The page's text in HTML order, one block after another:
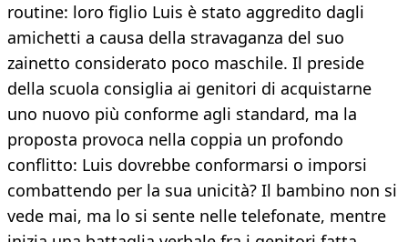
routine: loro figlio Luis è stato aggredito dagli
amichetti a causa della stravaganza del suo
zainetto considerato poco maschile. Il preside
della scuola consiglia ai genitori di acquistarne
uno nuovo più conforme agli standard, ma la
proposta provoca nella coppia un profondo
conflitto: Luis dovrebbe conformarsi o imporsi
combattendo per la sua unicità? Il bambino non si
vede mai, ma lo si sente nelle telefonate, mentre